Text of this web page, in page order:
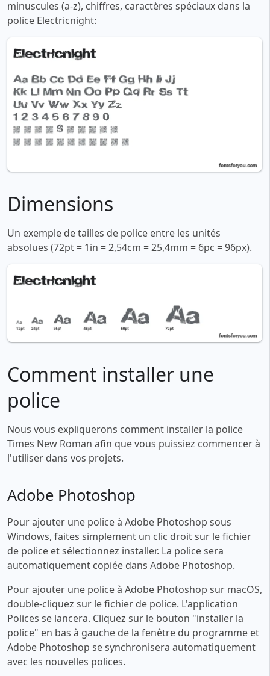
minuscules (a-z), chiffres, caractères spéciaux dans la
police Electricnight:
Dimensions
Un exemple de tailles de police entre les unités
absolues (72pt = 1in = 2,54cm = 25,4mm = 6pc = 96px).
Comment installer une
police
Nous vous expliquerons comment installer la police
Times New Roman afin que vous puissiez commencer à
l'utiliser dans vos projets.
Adobe Photoshop
Pour ajouter une police à Adobe Photoshop sous
Windows, faites simplement un clic droit sur le fichier
de police et sélectionnez installer. La police sera
automatiquement copiée dans Adobe Photoshop.
Pour ajouter une police à Adobe Photoshop sur macOS,
double-cliquez sur le fichier de police. L'application
Polices se lancera. Cliquez sur le bouton "installer la
police" en bas à gauche de la fenêtre du programme et
Adobe Photoshop se synchronisera automatiquement
avec les nouvelles polices.